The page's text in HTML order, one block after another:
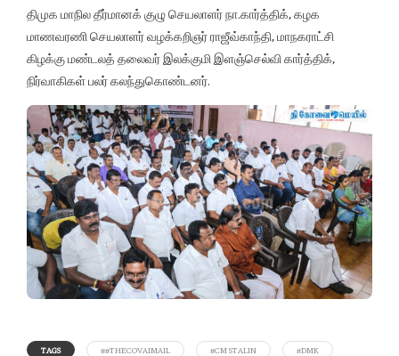
திமுக மாநில தீர்மானக் குழு செயலாளர் நா.கார்த்திக், கழக
மாணவரணி செயலாளர் வழக்கறிஞர் ராஜீவ்காந்தி, மாநகராட்சி
கிழக்கு மண்டலத் தலைவர் இலக்குமி இளஞ்செல்வி கார்த்திக்,
நிர்வாகிகள் பலர் கலந்துகொண்டனர்.
TAGS ##THECOVAIMAIL #CM STALIN
#DMK